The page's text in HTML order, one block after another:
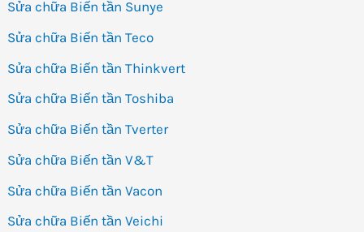
Sửa chữa Biến tần Sunye
Sửa chữa Biến tần Teco
Sửa chữa Biến tần Thinkvert
Sửa chữa Biến tần Toshiba
Sửa chữa Biến tần Tverter
Sửa chữa Biến tần V&T
Sửa chữa Biến tần Vacon
Sửa chữa Biến tần Veichi